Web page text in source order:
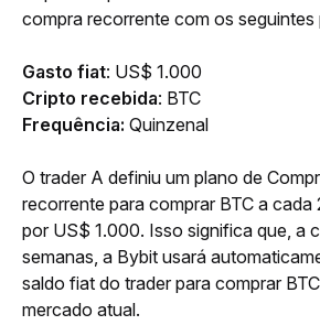
compra recorrente com os seguintes
Gasto fiat: US$ 1.000
Cripto recebida: BTC
Frequência: Quinzenal
O trader A definiu um plano de
recorrente para comprar BTC a cada
por US$ 1.000. Isso significa que, a
semanas, a Bybit usará
saldo fiat do trader para comprar
mercado atual.